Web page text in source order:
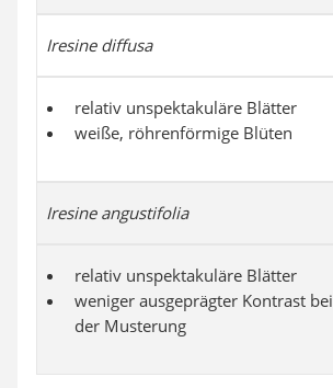
Iresine diffusa
relativ unspektakuläre Blätter
weiße, röhrenförmige Blüten
Iresine angustifolia
relativ unspektakuläre Blätter
weniger ausgeprägter Kontrast bei
der Musterung